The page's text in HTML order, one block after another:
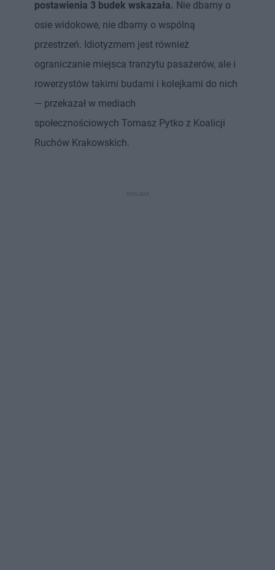
postawienia 3 budek wskazała. Nie dbamy o
osie widokowe, nie dbamy o wspólną
przestrzeń. Idiotyzmem jest również
ograniczanie miejsca tranzytu pasażerów, ale i
rowerzystów takimi budami i kolejkami do nich
— przekazał w mediach
społecznościowych Tomasz Pytko z Koalicji
Ruchów Krakowskich.